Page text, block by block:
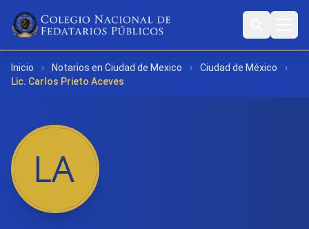
Inicio › Notarios en Ciudad de Mexico › Ciudad de México
›
Lic. Carlos Prieto Aceves